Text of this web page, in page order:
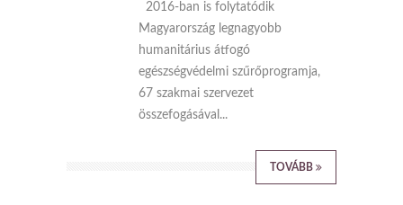
2016-ban is folytatódik
Magyarország legnagyobb
humanitárius átfogó
egészségvédelmi szűrőprogramja,
67 szakmai szervezet
összefogásával...
TOVÁBB